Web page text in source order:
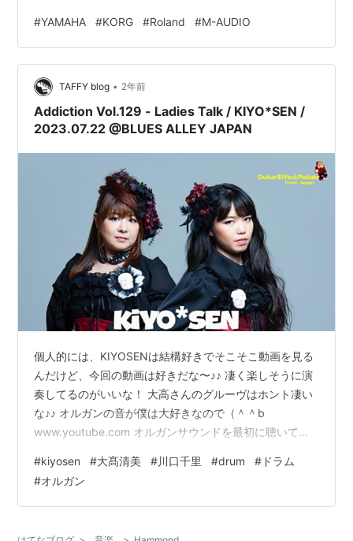
87mm×縦200mm×高91mm www.korg.com [Roland EV-
5] ・抵抗値：10kΩ+50kΩ ・カーブ：Bカーブ ・2mケー
ブル直付けTRS ・横86mm×縦200mm×高54mm
www.roland.com …
#YAMAHA #KORG #Roland #M-AUDIO
TAFFY blog • 2年前
Addiction Vol.129 - Ladies Talk / KIYO*SEN /
2023.07.22 @BLUES ALLEY JAPAN
個人的には、KIYOSENは結構好きでそこそこ動画を見る
んだけど、今回の動画は好きだな〜♪♪ 凄く楽しそうに演
奏してるのがいいな！ 大高さんのグルーヴはホント凄い
な♪♪ オルガンの音が僕は大好きなので（＾＾b
www.youtube.com オルガンサウンドを最初に聴いて
った。 それからは、Joey DeFrancescoさんのファンに
なって今でもよく聴きます。 その流れ、、、というわけ
では無いんだけど日本では大高さんのオルガンが好きで
#kiyosen #大髙清美 #川口千里 #drum # ドラム
#オルガン